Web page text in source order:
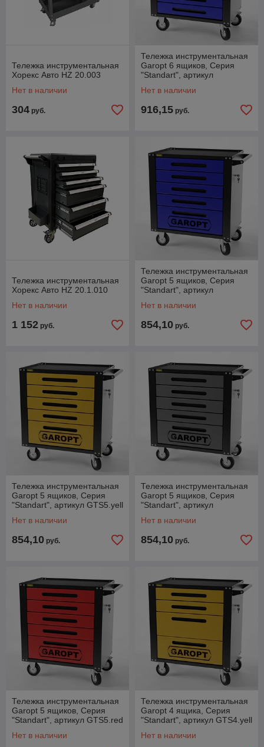
Тележка инструментальная
Хорекс Авто HZ 20.003
Нет в наличии
304 руб.
Тележка инструментальная
Garopt 6 ящиков, Серия
"Standart", артикул
Нет в наличии
916,15 руб.
Тележка инструментальная
Хорекс Авто HZ 20.1.010
Нет в наличии
1 152 руб.
Тележка инструментальная
Garopt 5 ящиков, Серия
"Standart", артикул
Нет в наличии
854,10 руб.
Тележка инструментальная
Garopt 5 ящиков, Серия
"Standart", артикул GTS5.yell
Нет в наличии
854,10 руб.
Тележка инструментальная
Garopt 5 ящиков, Серия
"Standart", артикул
Нет в наличии
854,10 руб.
Тележка инструментальная
Garopt 5 ящиков, Серия
"Standart", артикул GTS5.red
Нет в наличии
Тележка инструментальная
Garopt 4 ящика, Серия
"Standart", артикул GTS4.yell
Нет в наличии